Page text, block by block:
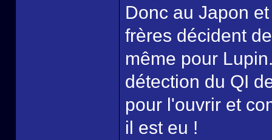
Donc au Japon
frères décident
même pour
détection du QI
pour l'ouvrir et
il est eu !